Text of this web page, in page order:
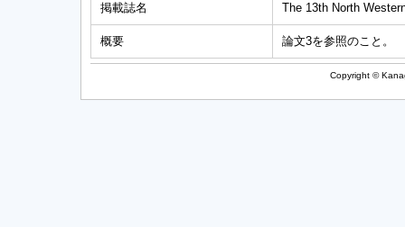
掲載誌名 The 13th North
概要 論文3を参照のこと。
Copyright ©